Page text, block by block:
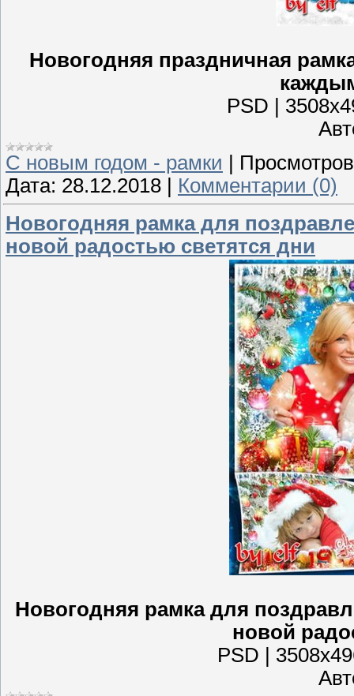
Новогодняя праздничная
PSD |
С новым годом - рамки
Дата: 28.12.2018
Комментарии (0)
Новогодняя рамка для
новой радостью светятся дни
Новогодняя рамка для
новой
PSD |